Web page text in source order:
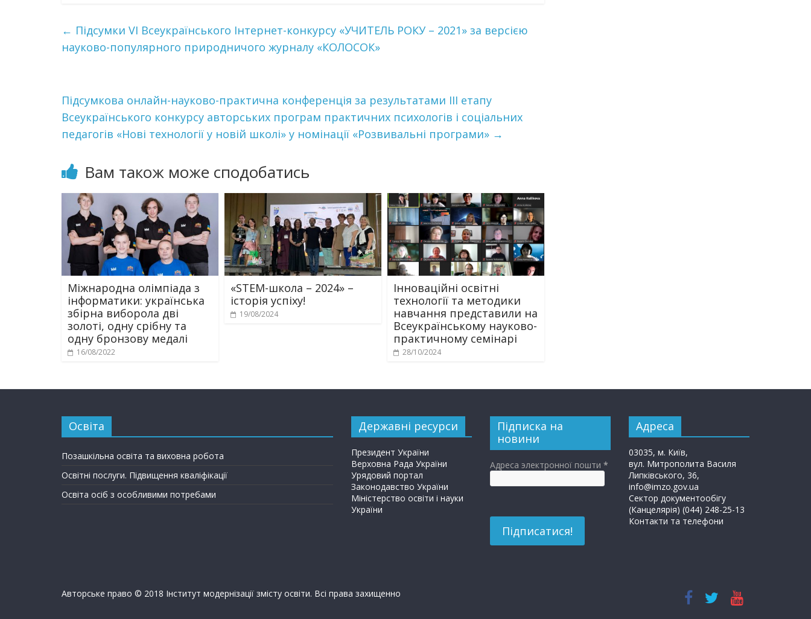
← Підсумки VІ Всеукраїнського Інтернет-конкурсу «УЧИТЕЛЬ РОКУ – 2021» за версією
науково-популярного природничого журналу «КОЛОСОК»
Підсумкова онлайн-науково-практична конференція за результатами ІІІ етапу
Всеукраїнського конкурсу авторських програм практичних психологів і соціальних
педагогів «Нові технології у новій школі» у номінації «Розвивальні програми» →
Вам також може сподобатись
Міжнародна олімпіада з
інформатики: українська
збірна виборола дві
золоті, одну срібну та
одну бронзову медалі
16/08/2022
«STEM-школа – 2024» –
історія успіху!
19/08/2024
Інноваційні освітні
технології та методики
навчання представили на
Всеукраїнському науково-
практичному семінарі
28/10/2024
Освіта
Позашкільна освіта та виховна робота
Освітні послуги. Підвищення кваліфікації
Освіта осіб з особливими потребами
Державні ресурси
Президент України
Верховна Рада України
Урядовий портал
Законодавство України
Міністерство освіти і науки
України
Підписка на
новини
Адреса электронної пошти *
Адреса
03035, м. Київ,
вул. Митрополита Василя
Липківського, 36,
info@imzo.gov.ua
Сектор документообігу
(Канцелярія) (044) 248-25-13
Контакти та телефони
Авторське право © 2018 Інститут модернізації змісту освіти. Всі права захищенно